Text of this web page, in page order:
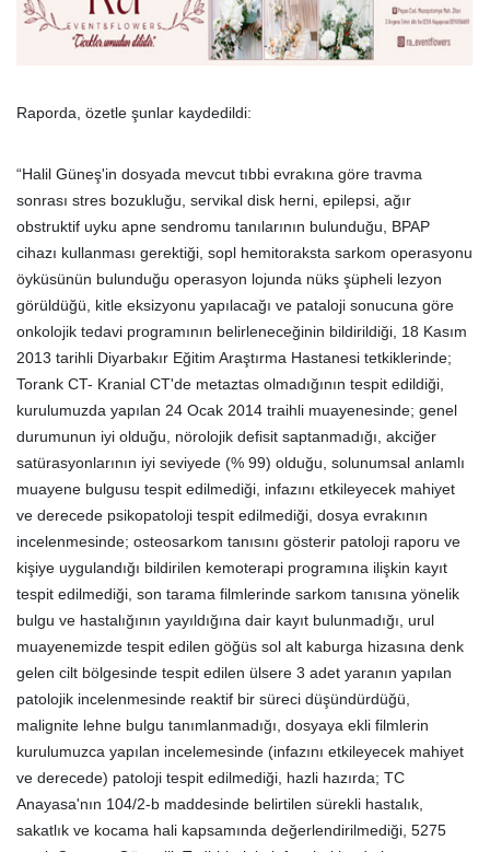
Raporda, özetle şunlar kaydedildi:
“Halil Güneş'in dosyada mevcut tıbbi evrakına göre travma
sonrası stres bozukluğu, servikal disk herni, epilepsi, ağır
obstruktif uyku apne sendromu tanılarının bulunduğu, BPAP
cihazı kullanması gerektiği, sopl hemitoraksta sarkom operasyonu
öyküsünün bulunduğu operasyon lojunda nüks şüpheli lezyon
görüldüğü, kitle eksizyonu yapılacağı ve pataloji sonucuna göre
onkolojik tedavi programının belirleneceğinin bildirildiği, 18 Kasım
2013 tarihli Diyarbakır Eğitim Araştırma Hastanesi tetkiklerinde;
Torank CT- Kranial CT'de metaztas olmadığının tespit edildiği,
kurulumuzda yapılan 24 Ocak 2014 traihli muayenesinde; genel
durumunun iyi olduğu, nörolojik defisit saptanmadığı, akciğer
satürasyonlarının iyi seviyede (% 99) olduğu, solunumsal anlamlı
muayene bulgusu tespit edilmediği, infazını etkileyecek mahiyet
ve derecede psikopatoloji tespit edilmediği, dosya evrakının
incelenmesinde; osteosarkom tanısını gösterir patoloji raporu ve
kişiye uygulandığı bildirilen kemoterapi programına ilişkin kayıt
tespit edilmediği, son tarama filmlerinde sarkom tanısına yönelik
bulgu ve hastalığının yayıldığına dair kayıt bulunmadığı, urul
muayenemizde tespit edilen göğüs sol alt kaburga hizasına denk
gelen cilt bölgesinde tespit edilen ülsere 3 adet yaranın yapılan
patolojik incelenmesinde reaktif bir süreci düşündürdüğü,
malignite lehne bulgu tanımlanmadığı, dosyaya ekli filmlerin
kurulumuzca yapılan incelemesinde (infazını etkileyecek mahiyet
ve derecede) patoloji tespit edilmediği, hazli hazırda; TC
Anayasa'nın 104/2-b maddesinde belirtilen sürekli hastalık,
sakatlık ve kocama hali kapsamında değerlendirilmediği, 5275